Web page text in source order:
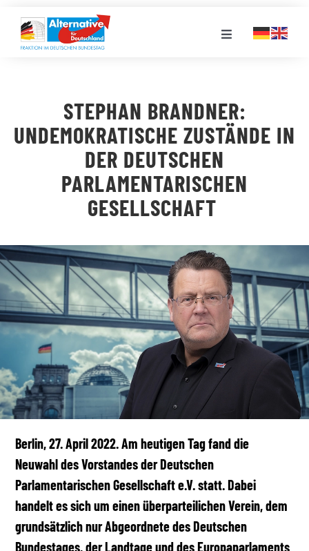
Inhalt
springen
Toggle
LANDESGRUPPEN
VERANSTALTUNGEN
STELLENPORTAL
MEDIATHEK
STEPHAN BRANDNER:
UNDEMOKRATISCHE ZUSTÄNDE IN
DER DEUTSCHEN
PARLAMENTARISCHEN
GESELLSCHAFT
Berlin, 27. April 2022. Am heutigen Tag fand die
Neuwahl des Vorstandes der Deutschen
Parlamentarischen Gesellschaft e.V. statt. Dabei
handelt es sich um einen überparteilichen Verein, dem
grundsätzlich nur Abgeordnete des Deutschen
Bundestages, der Landtage und des Europaparlaments